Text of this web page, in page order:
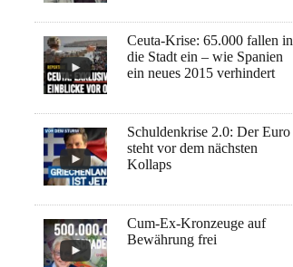
Ceuta-Krise: 65.000 fallen in
die Stadt ein – wie Spanien
ein neues 2015 verhindert
Schuldenkrise 2.0: Der Euro
steht vor dem nächsten
Kollaps
Cum-Ex-Kronzeuge auf
Bewährung frei